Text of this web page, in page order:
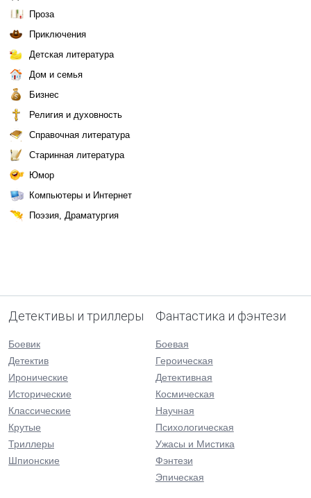
Проза
Приключения
Детская литература
Дом и семья
Бизнес
Религия и духовность
Справочная литература
Старинная литература
Юмор
Компьютеры и Интернет
Поэзия, Драматургия
Детективы и триллеры
Боевик
Детектив
Иронические
Исторические
Классические
Крутые
Триллеры
Шпионские
Фантастика и фэнтези
Боевая
Героическая
Детективная
Космическая
Научная
Психологическая
Ужасы и Мистика
Фэнтези
Эпическая